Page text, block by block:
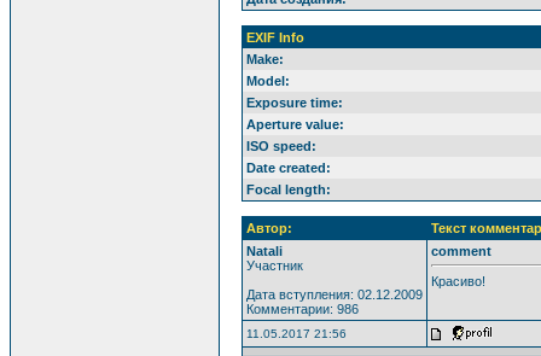
EXIF Info
Make:
Model:
Exposure time:
Aperture value:
ISO speed:
Date created:
Focal length:
Автор:
Текст
Natali
Участник
Дата вступления: 02.12.2009
Комментарии: 986
comment
Красиво!
11.05.2017 21:56